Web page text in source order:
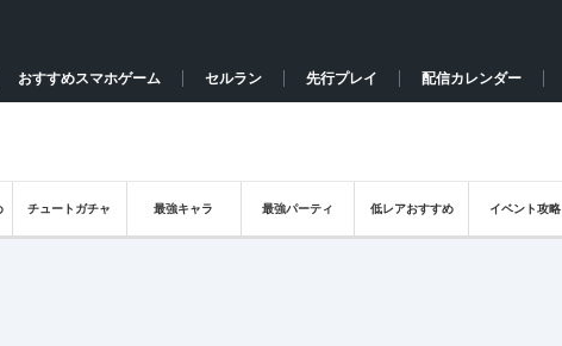
おすすめスマホゲーム セルラン 先行プレイ 配信カレンダー
チュートガチャ 最強キャラ 最強パーティ 低レアおすすめ イベント攻略